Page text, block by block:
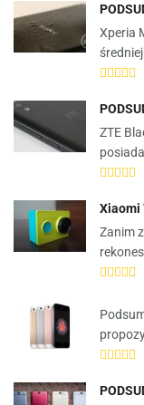
Xperia
ZTE
Xiaomi
Zanim